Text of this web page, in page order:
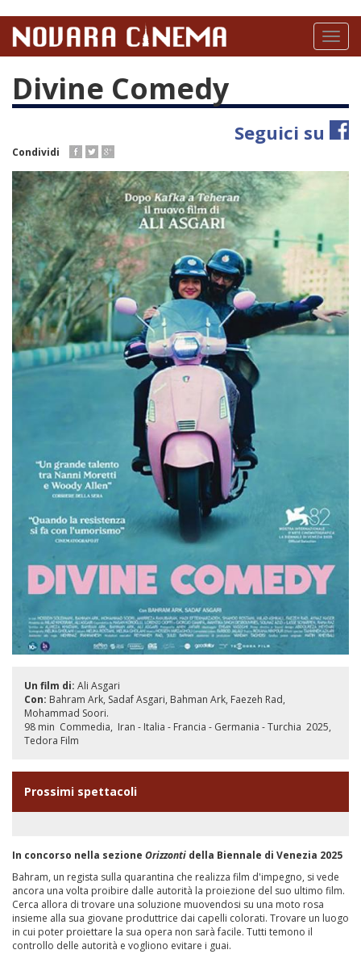
contenuto
Toggle
Divine Comedy
Seguici su
Condividi
Un film di: Ali Asgari
Con: Bahram Ark Sadaf Asgari Bahman Ark Faezeh Rad
Mohammad Soori.
98 min Commedia Iran - Italia - Francia - Germania - Turchia 2025
Tedora Film
Prossimi spettacoli
In concorso nella sezione Orizzonti della Biennale di Venezia 2025
Bahram, un regista sulla quarantina che realizza film d'impegno, si vede
ancora una volta proibire dalle autorità la proiezione del suo ultimo film.
Cerca allora di trovare una soluzione muovendosi su una moto rosa
insieme alla sua giovane produttrice dai capelli colorati. Trovare un luogo
in cui poter proiettare la sua opera non sarà facile. Tutti temono il
controllo delle autorità e vogliono evitare i guai.